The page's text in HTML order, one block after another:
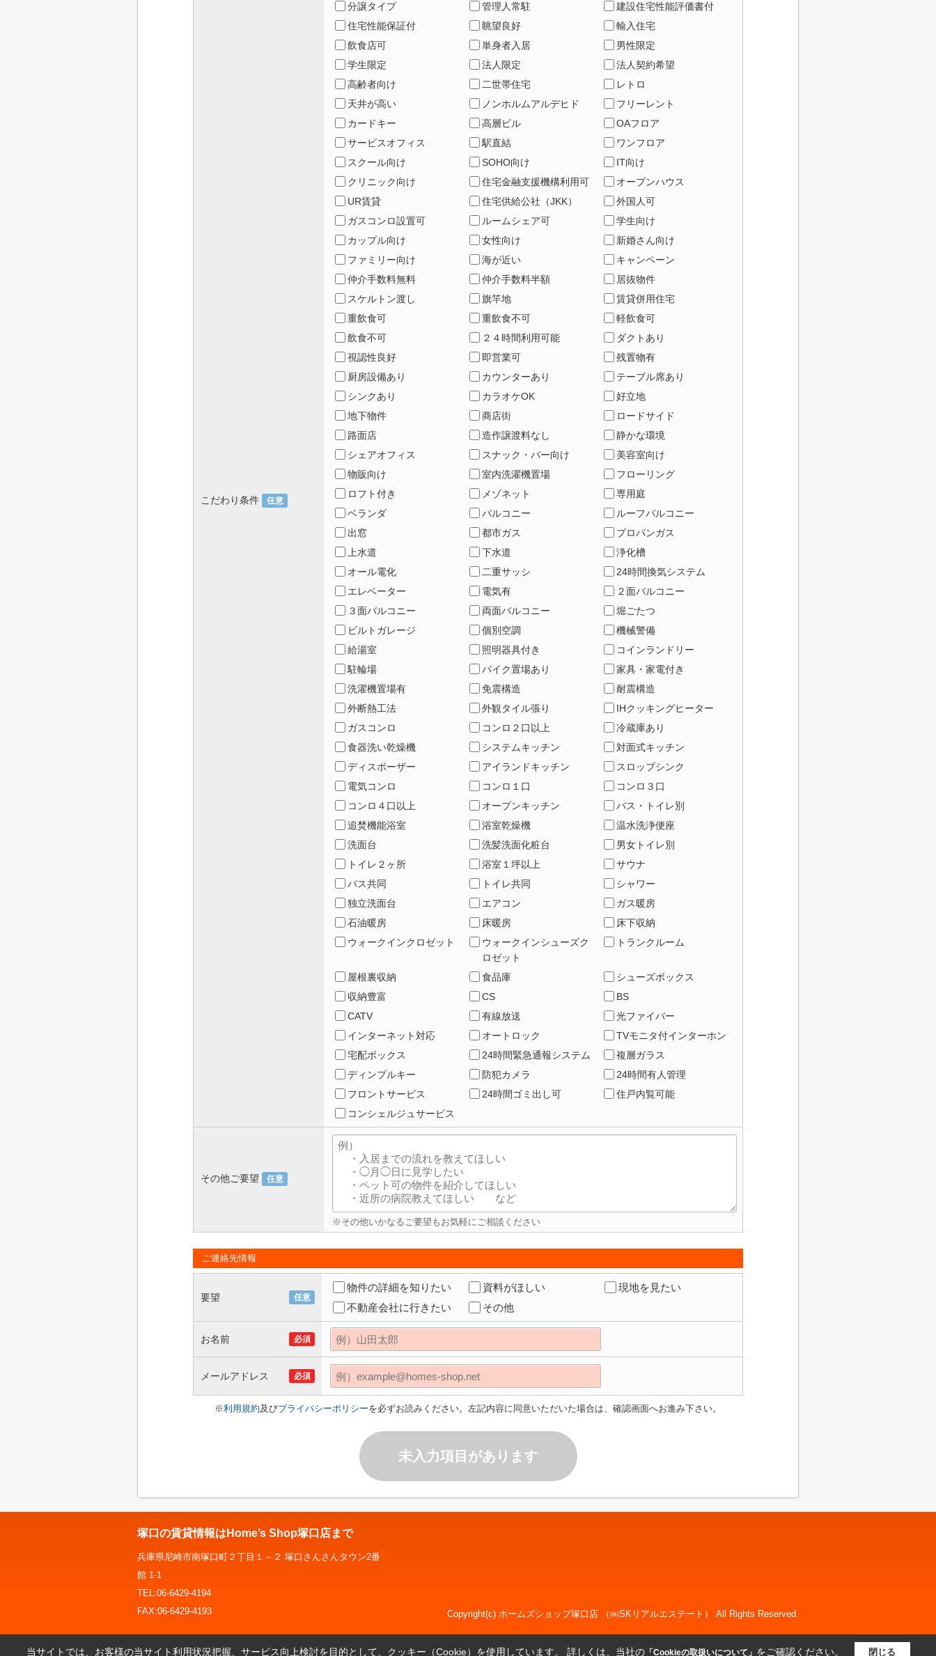
こだわり条件 任意
分譲タイプ
管理人常駐
建設住宅性能評価書付
住宅性能保証付
眺望良好
輸入住宅
飲食店可
単身者入居
男性限定
学生限定
法人限定
法人契約希望
高齢者向け
二世帯住宅
レトロ
天井が高い
ノンホルムアルデヒド
フリーレント
カードキー
高層ビル
OAフロア
サービスオフィス
駅直結
ワンフロア
スクール向け
SOHO向け
IT向け
クリニック向け
住宅金融支援機構利用可
オープンハウス
UR賃貸
住宅供給公社（JKK）
外国人可
ガスコンロ設置可
ルームシェア可
学生向け
カップル向け
女性向け
新婚さん向け
ファミリー向け
海が近い
キャンペーン
仲介手数料無料
仲介手数料半額
居抜物件
スケルトン渡し
旗竿地
賃貸併用住宅
重飲食可
重飲食不可
軽飲食可
飲食不可
２４時間利用可能
ダクトあり
視認性良好
即営業可
残置物有
厨房設備あり
カウンターあり
テーブル席あり
シンクあり
カラオケOK
好立地
地下物件
商店街
ロードサイド
路面店
造作譲渡料なし
静かな環境
シェアオフィス
スナック・バー向け
美容室向け
物販向け
室内洗濯機置場
フローリング
ロフト付き
メゾネット
専用庭
ベランダ
バルコニー
ルーフバルコニー
出窓
都市ガス
プロパンガス
上水道
下水道
浄化槽
オール電化
二重サッシ
24時間換気システム
エレベーター
電気有
２面バルコニー
３面バルコニー
両面バルコニー
堀ごたつ
ビルトガレージ
個別空調
機械警備
給湯室
照明器具付き
コインランドリー
駐輪場
バイク置場あり
家具・家電付き
洗濯機置場有
免震構造
耐震構造
外断熱工法
外観タイル張り
IHクッキングヒーター
ガスコンロ
コンロ２口以上
冷蔵庫あり
食器洗い乾燥機
システムキッチン
対面式キッチン
ディスポーザー
アイランドキッチン
スロップシンク
電気コンロ
コンロ１口
コンロ３口
コンロ４口以上
オープンキッチン
バス・トイレ別
追焚機能浴室
浴室乾燥機
温水洗浄便座
洗面台
洗髪洗面化粧台
男女トイレ別
トイレ２ヶ所
浴室１坪以上
サウナ
バス共同
トイレ共同
シャワー
独立洗面台
エアコン
ガス暖房
石油暖房
床暖房
床下収納
ウォークインクロゼット
ウォークインシューズク
ロゼット
トランクルーム
屋根裏収納 食品庫
シューズボックス
収納豊富
CS
BS
CATV
有線放送
光ファイバー
インターネット対応
オートロック
TVモニタ付インターホン
宅配ボックス
24時間緊急通報システム
複層ガラス
ディンプルキー
防犯カメラ
24時間有人管理
フロントサービス
24時間ゴミ出し可
住戸内覧可能
コンシェルジュサービス
その他ご要望 任意
※その他いかなるご要望もお気軽にご相談ください
ご連絡先情報
要望 任意
物件の詳細を知りたい 資料がほしい
現地を見たい
不動産会社に行きたい
その他
お名前 必須
メールアドレス 必須
※利用規約及びプライバシーポリシーを必ずお読みください。左記内容に同意いただいた場合は、確認画面へお進み下さい。
未入力項目があります
塚口の賃貸情報はHome’s Shop塚口店まで
兵庫県尼崎市南塚口町２丁目１－２ 塚口さんさんタウン2番
館 1-1
TEL:06-6429-4194
FAX:06-6429-4193
Copyright(c) ホームズショップ塚口店 （㈱SKリアルエステート） All Rights Reserved.
当サイトでは、お客様の当サイト利用状況把握、サービス向上検討を目的として、クッキー（Cookie）を使用しています。 詳しくは、当社の「Cookieの取扱いについて」 をご確認ください。 閉じる